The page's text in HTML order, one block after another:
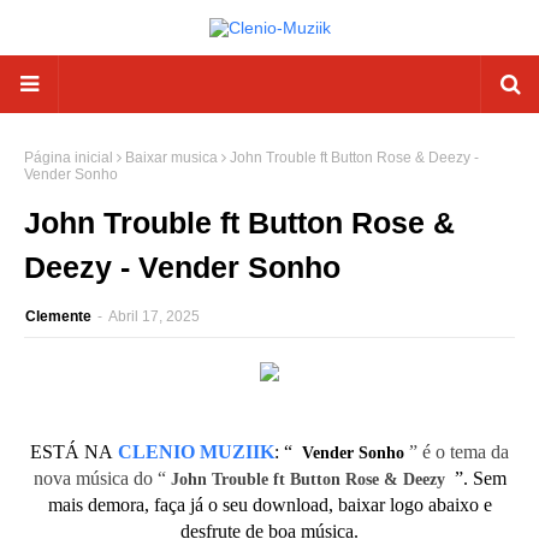
Página inicial Baixar musica
John Trouble ft Button Rose & Deezy -
Vender Sonho
John Trouble ft Button Rose &
Deezy - Vender Sonho
Clemente - Abril 17, 2025
ESTÁ NA CLENIO MUZIIK: “ Vender Sonho ” é o tema da
nova música do “ John Trouble ft Button Rose & Deezy ”. Sem
mais demora, faça já o seu download, baixar logo abaixo e
desfrute de boa música.